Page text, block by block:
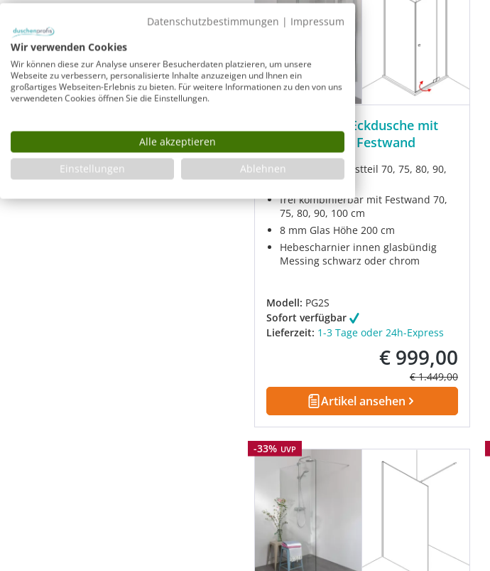
Teilgerahmte Eckdusche mit
Pendeltür und Festwand
Pendeltür an Festteil 70, 75, 80, 90,
100 cm
frei kombinierbar mit Festwand 70,
75, 80, 90, 100 cm
8 mm Glas Höhe 200 cm
Hebescharnier innen glasbündig
Messing schwarz oder chrom
Modell: PG2S
Sofort verfügbar
Lieferzeit: 1-3 Tage oder 24h-Express
Verkaufspreis:
€ 999,00
Regulärer Preis:
€ 1.449,00
Artikel ansehen
Rabatt
-33% UVP
Datenschutzbestimmungen | Impressum
Wir verwenden Cookies
Wir können diese zur Analyse unserer Besucherdaten platzieren, um unsere
Webseite zu verbessern, personalisierte Inhalte anzuzeigen und Ihnen ein
großartiges Webseiten-Erlebnis zu bieten. Für weitere Informationen zu den von uns
verwendeten Cookies öffnen Sie die Einstellungen.
Alle akzeptieren
Einstellungen
Ablehnen